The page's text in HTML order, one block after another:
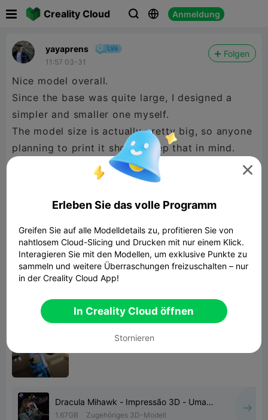
Creality Cloud   Anmeldung
yayaprens
11:57 03-31
Folgen
Nice model overall.
Since the base was quite large, I designed a
simpler and smaller one myself.
The model size is actually pretty big, so anyone
planning to print it should keep that in mind.
Some parts do not fit within a 220 × 220 × 240
mm build volume.
Dracula Mihawk - Impressão 3D - Uma
peça
1.67GB Zugehöriges 3D-Modell

Erleben Sie das volle Programm
Greifen Sie auf alle Modelldetails zu, profitieren Sie von
nahtlosem Cloud-Slicing und Drucken mit nur einem Klick.
Interagieren Sie mit den Modellen, um exklusive Punkte zu
sammeln und weitere Überraschungen freizuschalten – nur
in der Creality Cloud App!
In Creality Cloud öffnen
Stornieren